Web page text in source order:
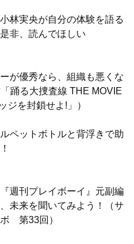
林実央が自分の体験を語る
非、読んでほしい
が優秀なら、組織も悪くな
踊る大捜査線 THE MOVIE
ジを封鎖せよ!」）
ペットボトルと背浮きで助
週刊プレイボーイ』元副編
未来を聞いてみよう！（サ
第33回）